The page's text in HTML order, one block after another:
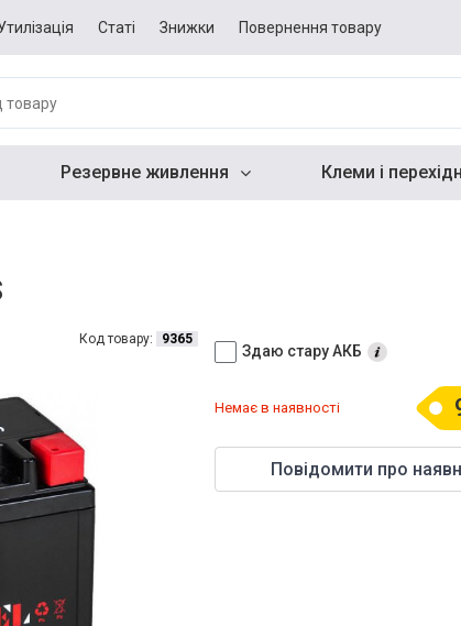
Статі Знижки Повернення товару
Резервне живлення Клеми і
Код товару: 9365
Здаю стару АКБ
Немає в наявності
Повідомити про